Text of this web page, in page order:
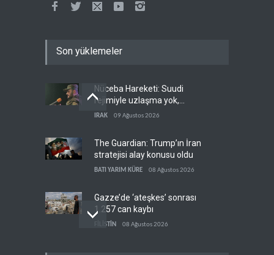
Son yüklemeler
Nüceba Hareketi: Suudi
rejimiyle uzlaşma yok,
misilleme var
IRAK 09 Ağustos 2026
The Guardian: Trump’ın İran
stratejisi alay konusu oldu
BATI YARIM KÜRE 08 Ağustos 2026
Gazze’de ‘ateşkes’ sonrası
1.257 can kaybı
FİLİSTİN 08 Ağustos 2026